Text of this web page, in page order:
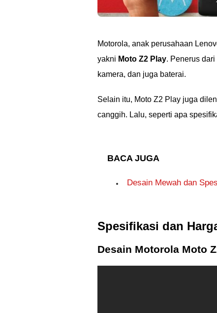
Motorola, anak perusahaan
yakni Moto Z2 Play. Penerus dari
kamera, dan juga baterai.
Selain itu, Moto Z2 Play juga
canggih. Lalu, seperti apa
BACA JUGA
Desain Mewah dan
Spesifikasi dan
Desain Motorola Moto